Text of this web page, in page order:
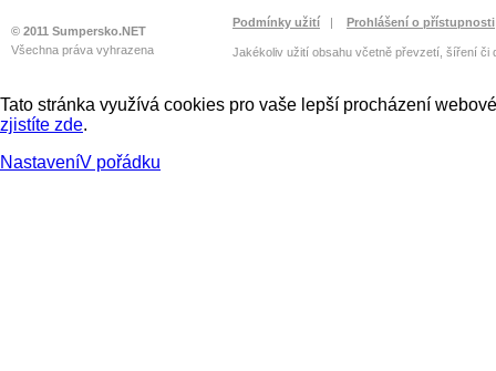
© 2011 Sumpersko.NET
Všechna práva vyhrazena
Podmínky užití | Prohlášení o přístupnosti
Jakékoliv užití obsahu včetně převzetí, šíření či
Tato stránka využívá cookies pro vaše lepší procházení
zjistíte zde.
NastaveníV pořádku